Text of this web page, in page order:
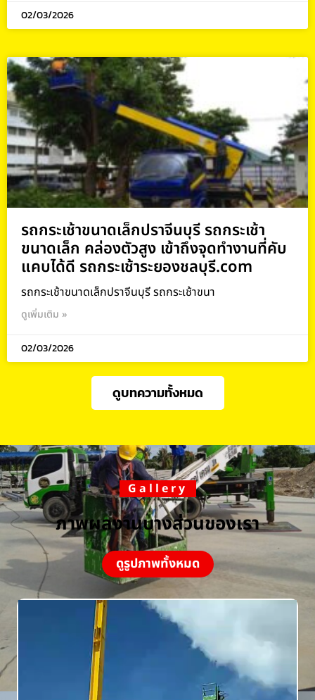
02/03/2026
รถกระเช้าขนาดเล็กปราจีนบุรี รถกระเช้า
ขนาดเล็ก คล่องตัวสูง เข้าถึงจุดทำงานที่คับ
แคบได้ดี รถกระเช้าระยองชลบุรี.com
รถกระเช้าขนาดเล็กปราจีนบุรี รถกระเช้าขนา
ดูเพิ่มเติม »
02/03/2026
ดูบทความทั้งหมด
Gallery
ภาพผลงานบางส่วนของเรา
ดูรูปภาพทั้งหมด